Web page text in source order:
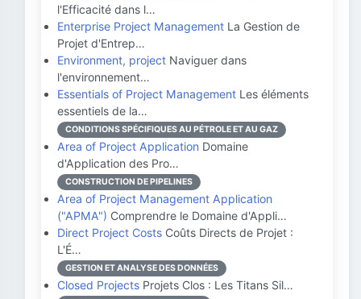
l'Efficacité dans l…
Enterprise Project Management La Gestion de
Projet d'Entrep…
Environment, project Naviguer dans
l'environnement…
Essentials of Project Management Les éléments
essentiels de la…
CONDITIONS SPÉCIFIQUES AU PÉTROLE ET AU GAZ
Area of Project Application Domaine
d'Application des Pro…
CONSTRUCTION DE PIPELINES
Area of Project Management Application
("APMA") Comprendre le Domaine d'Appli…
Direct Project Costs Coûts Directs de Projet :
L'É…
GESTION ET ANALYSE DES DONNÉES
Closed Projects Projets Clos : Les Titans Sil…